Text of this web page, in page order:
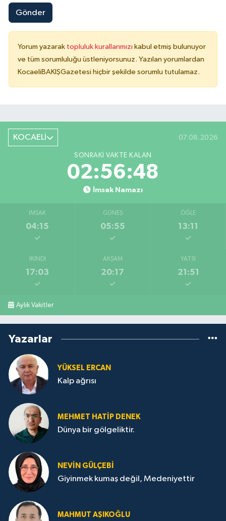
Gönder
Yorum yazarak topluluk kurallarımızı kabul etmiş bulunuyor
ve tüm sorumluluğu üstleniyorsunuz. Yazılan yorumlardan
KocaeliBAKIŞGazetesi hiçbir şekilde sorumlu tutulamaz.
KOCAELİ 07.08.2026
SONRAKI VAKTE KALAN
02:56:48
İmsak Namazı
İMSAK
04:15
GÜNEŞ
05:55
ÖĞLE
13:11
İKINDI
17:03
AKŞAM
20:17
YATSI
21:51
Aylık Vakitler
Yazarlar
YÜKSEL ERCAN
Kalp ağrısı
MEHMET HATİP DENEK
Dünya bir gölgeliktir.
NEVİN GÜLÇEBİ
Giyinmek kumaş değil, Medeniyettir
MAHMUT AŞIKOĞLU